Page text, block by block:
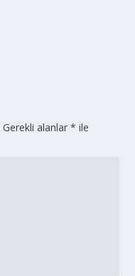
Gerekli alanlar* ile